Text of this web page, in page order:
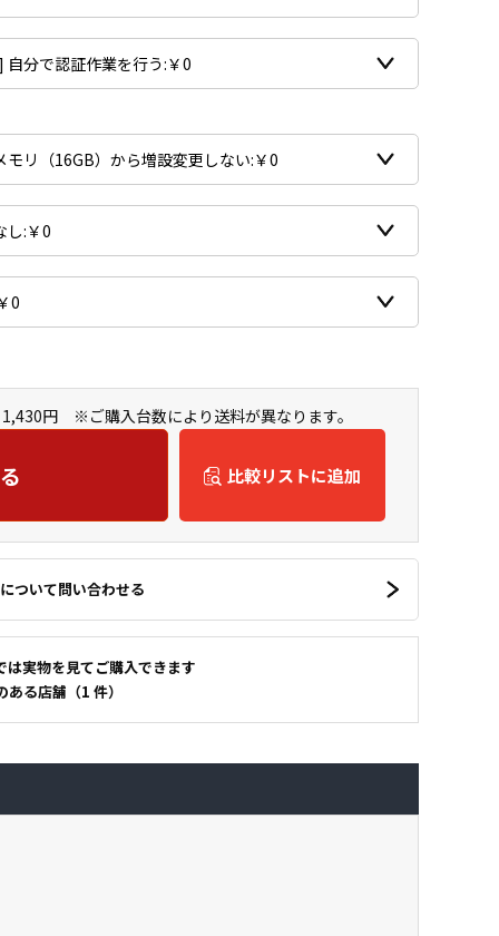
円 ※ご購入台数により送料が異なります。
比較リストに追加
ついて問い合わせる
は実物を見てご購入できます
ある店舗（1 件）